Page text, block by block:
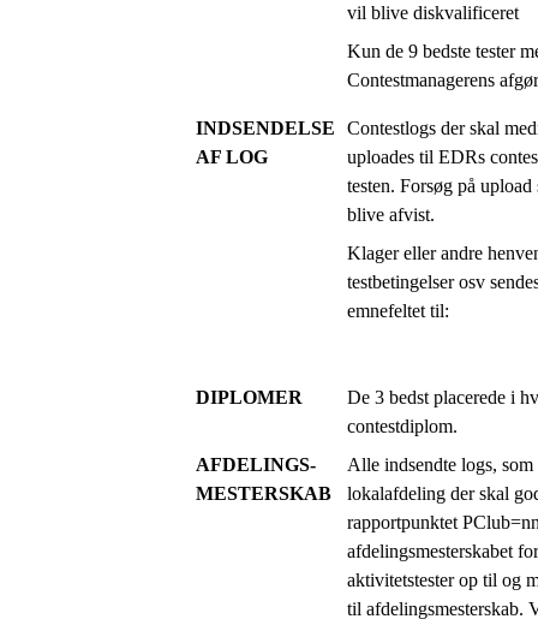
vil blive diskvalificeret
Kun de 9 bedste tester
Contestmanagerens
INDSENDELSE
AF LOG
Contestlogs der skal
uploades til EDRs
testen. Forsøg på
blive afvist.
Klager eller andre
testbetingelser osv
emnefeltet til:
DIPLOMER
De 3 bedst placerede i
contestdiplom.
AFDELINGS-
MESTERSKAB
Alle indsendte logs,
lokalafdeling der skal
rapportpunktet
afdelingsmesterskabet
aktivitetstester op til og
til